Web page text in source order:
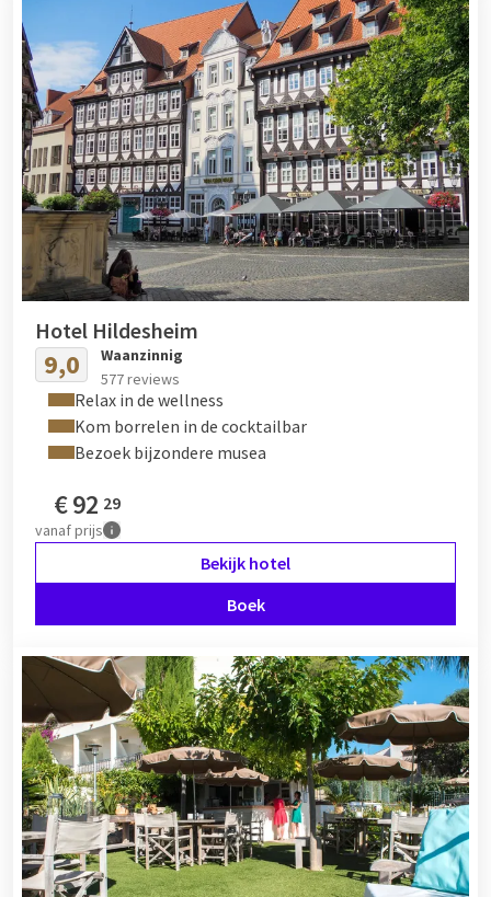
Hotel Hildesheim
9,0
Waanzinnig
577 reviews
Relax in de wellness
Kom borrelen in de cocktailbar
Bezoek bijzondere musea
€92 29
vanafprijs
Bekijk hotel
Boek